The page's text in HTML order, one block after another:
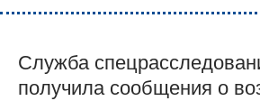
Служба
получила сообщения о